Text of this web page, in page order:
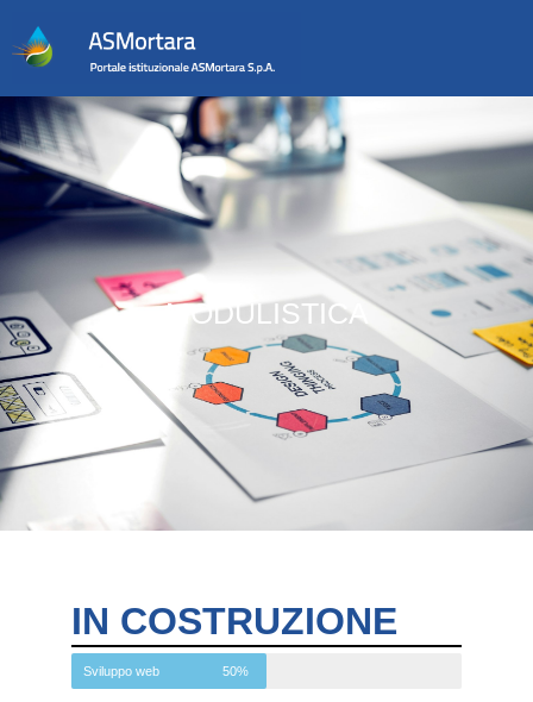
MODULISTICA
IN COSTRUZIONE
Sviluppo web 50%